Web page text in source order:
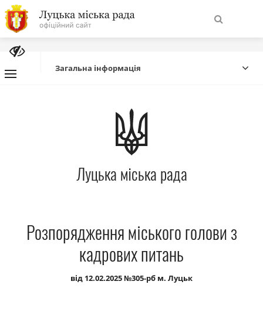
На
головну
Про місто
Міська влада
Міська рада
Публічна інформація
Прозорість влади
Загальна інформація
Луцька міська рада
Розпорядження міського голови з
кадрових питань
від 12.02.2025 №305-рб м. Луцьк